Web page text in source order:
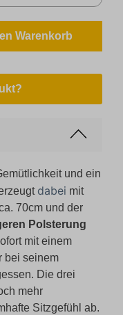
Warenkorb
und ein
dabei mit
70cm und der
Polsterung
mit einem
bei seinem
Die drei
mehr
Sitzgefühl ab.